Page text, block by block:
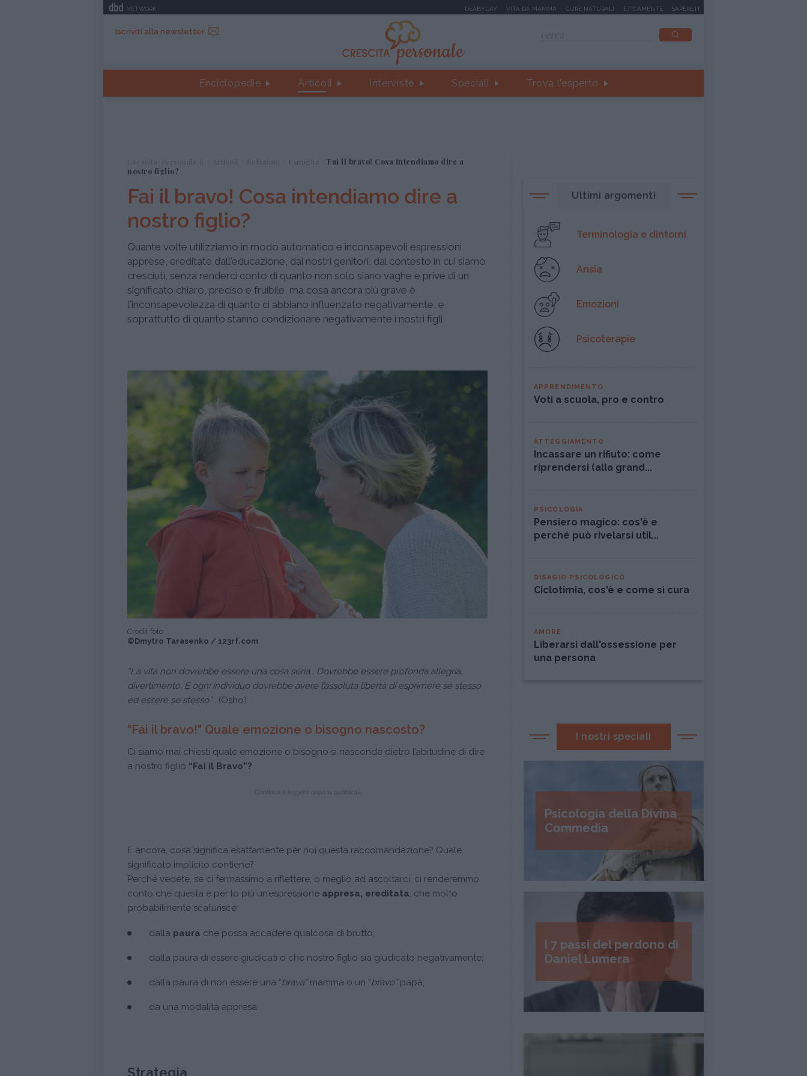
NETWORK DEABYDAY VITA DA MAMMA CURE NATURALI ETICAMENTE SAPERE.IT
Iscriviti alla newsletter
Enciclopedie Articoli Interviste Speciali Trova l'esperto
Fai il bravo! Cosa intendiamo dire a
nostro figlio?
Fai il bravo! Cosa intendiamo dire a
nostro figlio?
Quante volte utilizziamo in modo automatico e inconsapevoli espressioni
apprese, ereditate dall'educazione, dai nostri genitori, dal contesto in cui siamo
cresciuti, senza renderci conto di quanto non solo siano vaghe e prive di un
significato chiaro, preciso e fruibile, ma cosa ancora più grave è
l'inconsapevolezza di quanto ci abbiano influenzato negativamente, e
soprattutto di quanto stanno condizionare negativamente i nostri figli
Credit foto
©Dmytro Tarasenko / 123rf.com
“La vita non dovrebbe essere una cosa seria… Dovrebbe essere profonda allegria,
divertimento. E ogni individuo dovrebbe avere l’assoluta libertà di esprimere se stesso
ed essere se stesso” . (Osho)
"Fai il bravo!" Quale emozione o bisogno nascosto?
Ci siamo mai chiesti quale emozione o bisogno si nasconde dietro l’abitudine di dire
a nostro figlio “Fai il Bravo”?
E ancora, cosa significa esattamente per noi questa raccomandazione? Quale
significato implicito contiene?
Perché vedete, se ci fermassimo a riflettere, o meglio ad ascoltarci, ci renderemmo
conto che questa è per lo più un’espressione appresa, ereditata, che molto
probabilmente scaturisce:
dalla paura che possa accadere qualcosa di brutto;
dalla paura di essere giudicati o che nostro figlio sia giudicato negativamente;
dalla paura di non essere una “brava” mamma o un “bravo”papà;
da una modalità appresa.
Strategia
Ultimi argomenti
Terminologia e dintorni
Ansia
Emozioni
Psicoterapie
APPRENDIMENTO
Voti a scuola, pro e contro
ATTEGGIAMENTO
Incassare un rifiuto: come
riprendersi (alla grand...
PSICOLOGIA
Pensiero magico: cos'è e
perché può rivelarsi util...
DISAGIO PSICOLOGICO
Ciclotimia, cos'è e come si cura
AMORE
Liberarsi dall'ossessione per
una persona
I nostri speciali
Psicologia della Divina
Commedia
I 7 passi del perdono di
Daniel Lumera